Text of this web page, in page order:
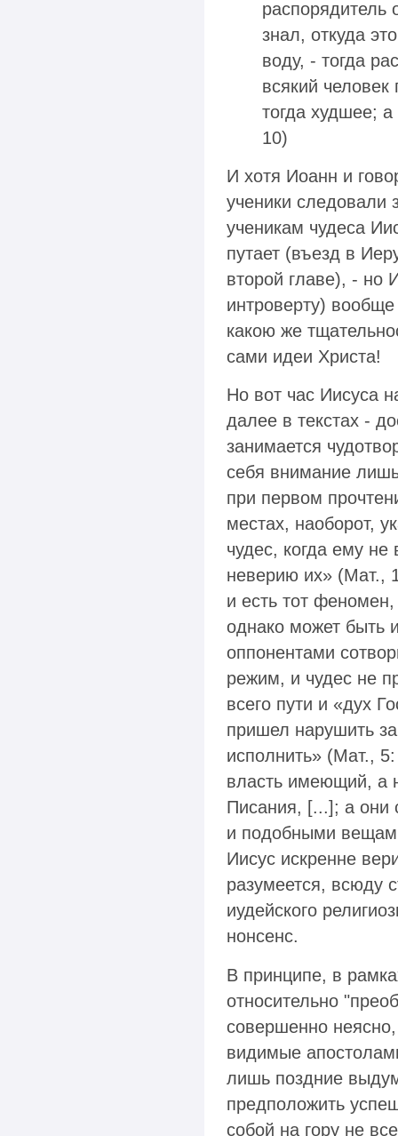
знал, откуда
воду, - тогда
всякий
тогда худшее;
10)
И хотя Иоанн и
ученики следовали
ученикам чудеса
путает (въезд в
второй главе), - но
интроверту)
какою же
сами идеи Христа!
Но вот час Иисуса
далее в текстах -
занимается
себя внимание
при первом
местах, наоборот,
чудес, когда ему
неверию их» (Мат.,
и есть тот
однако может быть
оппонентами
режим, и чудес не
всего пути и «дух
пришел нарушить
исполнить» (Мат.,
власть имеющий, а
Писания, [...]; а они
и подобными
Иисус искренне
разумеется, всюду
иудейского
нонсенс.
В принципе, в
относительно
совершенно
видимые
лишь поздние
предположить
собой на гору не